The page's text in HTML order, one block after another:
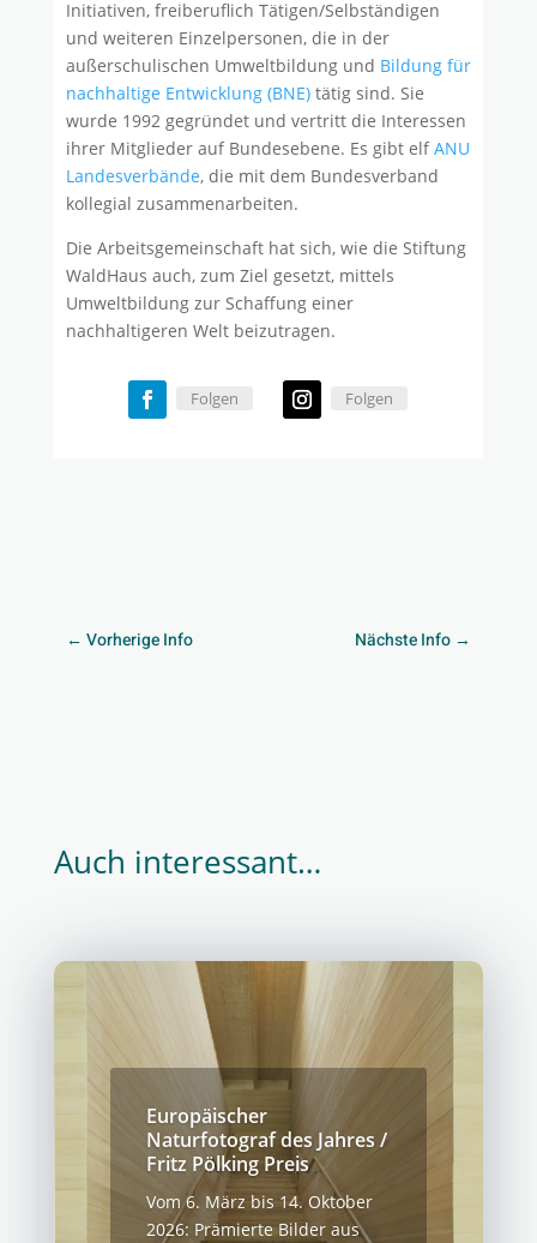
Initiativen, freiberuflich Tätigen/Selbständigen
und weiteren Einzelpersonen, die in der
außerschulischen Umweltbildung und Bildung für
nachhaltige Entwicklung (BNE)tätig sind. Sie
wurde 1992 gegründet und vertritt die Interessen
ihrer Mitglieder auf Bundesebene. Es gibt elfANU
Landesverbände, die mit dem Bundesverband
kollegial zusammenarbeiten.
Die Arbeitsgemeinschaft hat sich, wie die Stiftung
WaldHaus auch, zum Ziel gesetzt, mittels
Umweltbildung zur Schaffung einer
nachhaltigeren Welt beizutragen.
Folgen Folgen
← Vorherige Info Nächste Info →
Auch interessant…
Europäischer
Naturfotograf des Jahres /
Fritz Pölking Preis
Vom 6. März bis 14. Oktober
2026: Prämierte Bilder aus